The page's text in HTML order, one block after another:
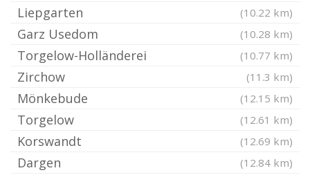
Liepgarten (10.22 km)
Garz Usedom (10.28 km)
Torgelow-Holländerei (10.77 km)
Zirchow (11.3 km)
Mönkebude (12.15 km)
Torgelow (12.61 km)
Korswandt (12.69 km)
Dargen (12.84 km)